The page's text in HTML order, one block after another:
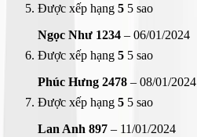
Được xếp hạng 5 5 sao
Ngọc Như 1234 – 06/01/2024
Được xếp hạng 5 5 sao
Phúc Hưng 2478 – 08/01/2024
Được xếp hạng 5 5 sao
Lan Anh 897 – 11/01/2024